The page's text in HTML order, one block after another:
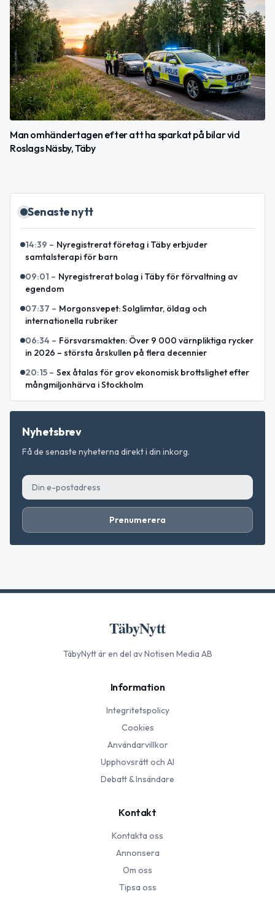
Man omhändertagen efter att ha sparkat på bilar vid
Roslags Näsby, Täby
Senaste nytt
14:39 – Nyregistrerat företag i Täby erbjuder
samtalsterapi för barn
09:01 – Nyregistrerat bolag i Täby för förvaltning av
egendom
07:37 – Morgonsvepet: Solglimtar, öldag och
internationella rubriker
06:34 – Försvarsmakten: Över 9 000 värnpliktiga rycker
in 2026 – största årskullen på flera decennier
20:15 – Sex åtalas för grov ekonomisk brottslighet efter
mångmiljonhärva i Stockholm
Nyhetsbrev
Få de senaste nyheterna direkt i din inkorg.
Prenumerera
TäbyNytt
TäbyNyttär en del av Notisen Media AB
Information
Integritetspolicy
Cookies
Användarvillkor
Upphovsrätt och AI
Debatt & Insändare
Kontakt
Kontakta oss
Annonsera
Om oss
Tipsa oss